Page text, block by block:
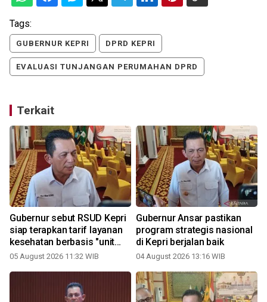
Tags:
GUBERNUR KEPRI DPRD KEPRI
EVALUASI TUNJANGAN PERUMAHAN DPRD
Terkait
Gubernur sebut RSUD Kepri
siap terapkan tarif layanan
kesehatan berbasis "unit
cost"
05 August 2026 11:32 WIB
Gubernur Ansar pastikan
program strategis nasional
di Kepri berjalan baik
04 August 2026 13:16 WIB